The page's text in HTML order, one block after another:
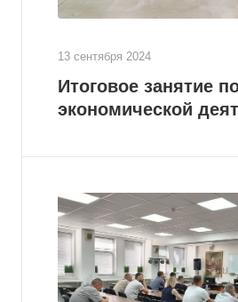
13 сентября 2024
Итоговое занятие
экономической